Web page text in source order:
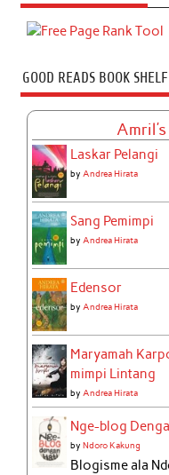
GOOD READS BOOK SHELF
Laskar Pelangi
byAndrea Hirata
Sang Pemimpi
byAndrea Hirata
Edensor
byAndrea Hirata
Maryamah
mimpi Lintang
byAndrea Hirata
Nge-blog
byNdoro Kakung
Blogisme ala